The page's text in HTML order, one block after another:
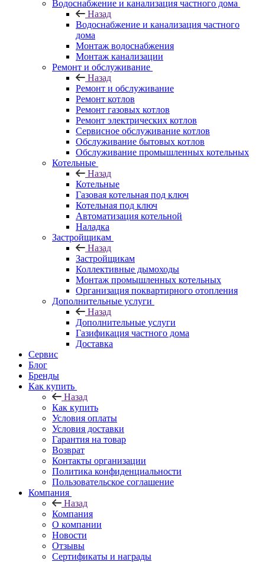
Водоснабжение и канализация частного дома
Назад
Водоснабжение и канализация частного
дома
Монтаж водоснабжения
Монтаж канализации
Ремонт и обслуживание
Назад
Ремонт и обслуживание
Ремонт котлов
Ремонт газовых котлов
Ремонт электрических котлов
Сервисное обслуживание котлов
Обслуживание бытовых котлов
Обслуживание промышленных котельных
Котельные
Назад
Котельные
Газовая котельная под ключ
Котельная под ключ
Автоматизация котельной
Наладка
Застройщикам
Назад
Застройщикам
Коллективные дымоходы
Монтаж промышленных котельных
Организация поквартирного отопления
Дополнительные услуги
Назад
Дополнительные услуги
Газификация частного дома
Доставка
Сервис
Блог
Бренды
Как купить
Назад
Как купить
Условия оплаты
Условия доставки
Гарантия на товар
Возврат
Контакты организации
Политика конфиденциальности
Пользовательское соглашение
Компания
Назад
Компания
О компании
Новости
Отзывы
Сертификаты и награды